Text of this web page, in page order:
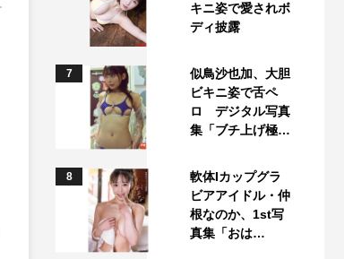
キニ姿で愛されボ
ディ披露
7
似鳥沙也加、大胆
ビキニ姿で舌ペ
ロ デジタル写真
集「ブチ上げ極…
8
軟体Iカップグラ
ビアアイドル・仲
根なのか、1st写
真集「おは…